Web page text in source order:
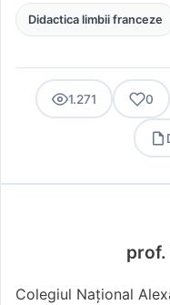
Didactica limbii franceze
1.271 0
prof.
Colegiul Național